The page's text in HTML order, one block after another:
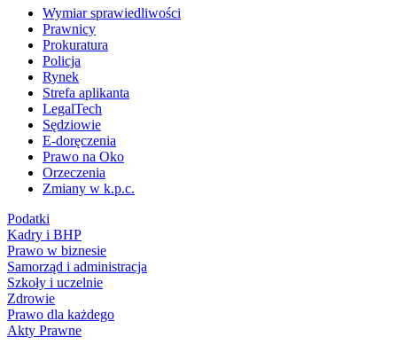
Wymiar sprawiedliwości
Prawnicy
Prokuratura
Policja
Rynek
Strefa aplikanta
LegalTech
Sędziowie
E-doręczenia
Prawo na Oko
Orzeczenia
Zmiany w k.p.c.
Podatki
Kadry i BHP
Prawo w biznesie
Samorząd i administracja
Szkoły i uczelnie
Zdrowie
Prawo dla każdego
Akty Prawne